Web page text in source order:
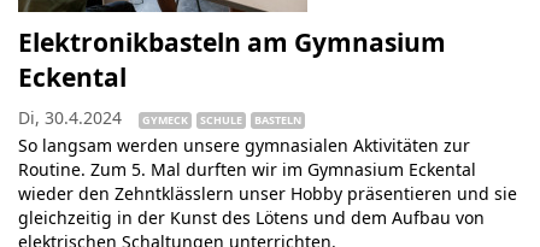
Elektronikbasteln am Gymnasium
Eckental
Di, 30.4.2024 GYMECK SCHULE BASTELN
So langsam werden unsere gymnasialen Aktivitäten zur
Routine. Zum 5. Mal durften wir im Gymnasium Eckental
wieder den Zehntklässlern unser Hobby präsentieren und sie
gleichzeitig in der Kunst des Lötens und dem Aufbau von
elektrischen Schaltungen unterrichten.